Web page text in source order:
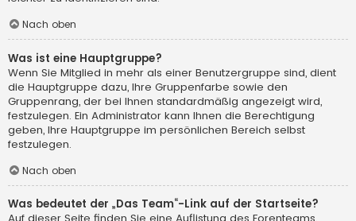
Nach oben
Was ist eine Hauptgruppe?
Wenn Sie Mitglied in mehr als einer Benutzergruppe sind, dient
die Hauptgruppe dazu, Ihre Gruppenfarbe sowie den
Gruppenrang, der bei Ihnen standardmäßig angezeigt wird,
festzulegen. Ein Administrator kann Ihnen die Berechtigung
geben, Ihre Hauptgruppe im persönlichen Bereich selbst
festzulegen.
Nach oben
Was bedeutet der „Das Team“-Link auf der Startseite?